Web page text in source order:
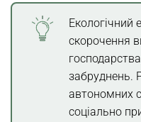
Екологічний
скорочення
забруднень.
автономних
соціально